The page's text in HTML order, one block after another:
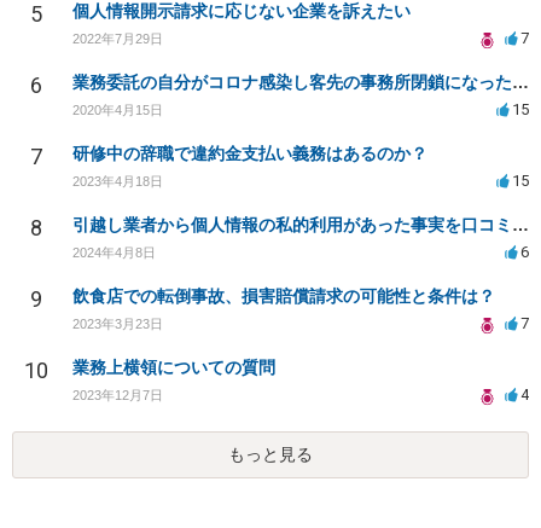
5 個人情報開示請求に応じない企業を訴えたい
2022年7月29日 7
6 業務委託の自分がコロナ感染し客先の事務所閉鎖になったら損害賠償請求されますか？
2020年4月15日 15
7 研修中の辞職で違約金支払い義務はあるのか？
2023年4月18日 15
8 引越し業者から個人情報の私的利用があった事実を口コミに投稿するのは名誉毀損に該当しますか？
2024年4月8日 6
9 飲食店での転倒事故、損害賠償請求の可能性と条件は？
2023年3月23日 7
10 業務上横領についての質問
2023年12月7日 4
もっと見る